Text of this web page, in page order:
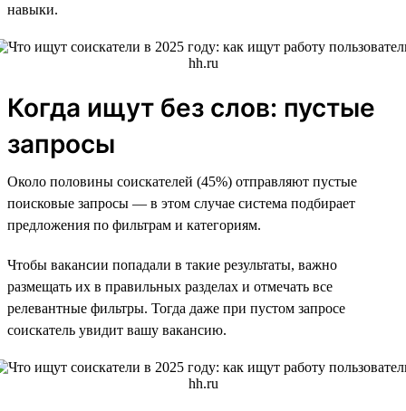
навыки.
Когда ищут без слов: пустые
запросы
Около половины соискателей (45%) отправляют пустые
поисковые запросы — в этом случае система подбирает
предложения по фильтрам и категориям.
Чтобы вакансии попадали в такие результаты, важно
размещать их в правильных разделах и отмечать все
релевантные фильтры. Тогда даже при пустом запросе
соискатель увидит вашу вакансию.